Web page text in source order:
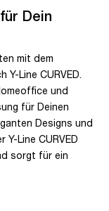
Dein
mit dem
Line CURVED.
und
für Deinen
Designs und
Line CURVED
sorgt für ein